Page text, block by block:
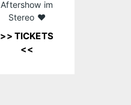
Aftershow im
Stereo ❤️
>> TICKETS
<<